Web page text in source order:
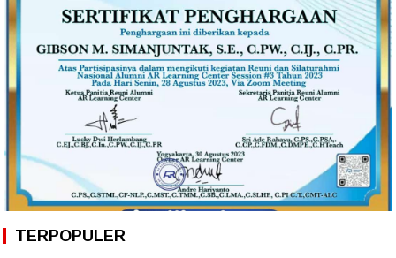
TERPOPULER